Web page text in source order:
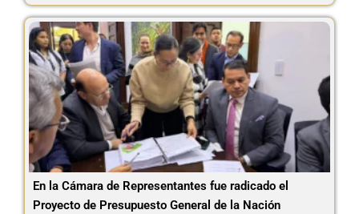
En la Cámara de Representantes fue radicado el
Proyecto de Presupuesto General de la Nación